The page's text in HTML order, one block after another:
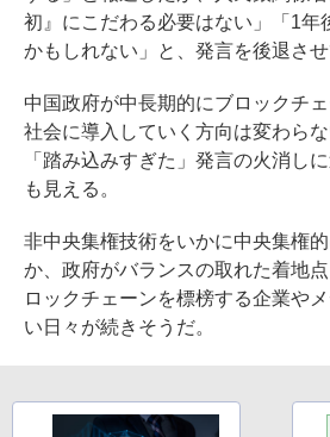
初』にこだわる必要はない」「1年
かもしれない」と、発言を後退させ
中国政府が中長期的にブロックチェ
社会に導入していく方向は変わら
「踏み込みすぎた」発言の火消し
も見える。
非中央集権技術をいかに中央集権
か、政府がバランスの取れた着地
ロックチェーンを標榜する企業や
い日々が続きそうだ。